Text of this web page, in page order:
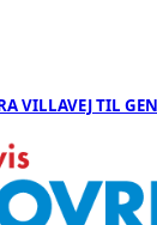
VILLAVEJ TIL